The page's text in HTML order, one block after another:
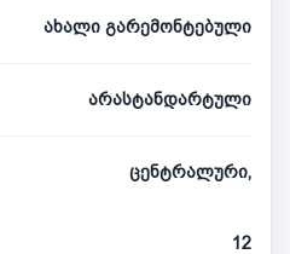
ახალი გარემონტებული
არასტანდარტული
ცენტრალური,
12